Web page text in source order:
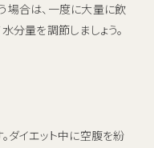
場合は、一度に大量に飲
分量を調節しましょう。
ダイエット中に空腹を紛